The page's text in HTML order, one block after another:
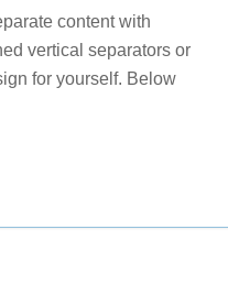
content with
vertical separators or
for yourself. Below